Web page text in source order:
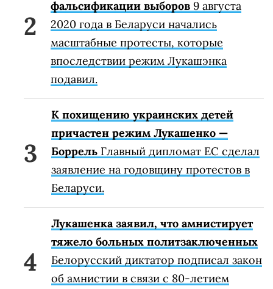
фальсификации выборов 9 августа
2020 года в Беларуси начались
масштабные протесты, которые
впоследствии режим Лукашэнка
подавил.
К похищению украинских детей
причастен режим Лукашенко —
Боррель Главный дипломат ЕС сделал
заявление на годовщину протестов в
Беларуси.
Лукашенка заявил, что амнистирует
тяжело больных политзаключенных
Белорусский диктатор подписал закон
об амнистии в связи с 80-летием